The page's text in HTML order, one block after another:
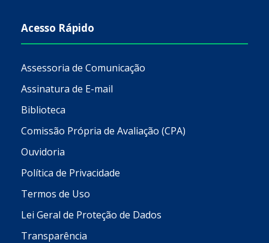
Acesso Rápido
Assessoria de Comunicação
Assinatura de E-mail
Biblioteca
Comissão Própria de Avaliação (CPA)
Ouvidoria
Política de Privacidade
Termos de Uso
Lei Geral de Proteção de Dados
Transparência